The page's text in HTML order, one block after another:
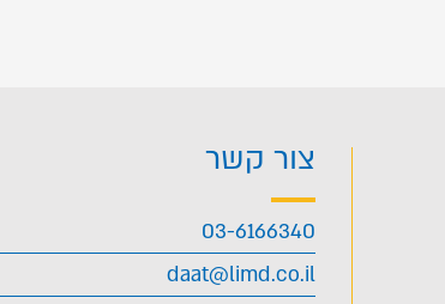
צור קשר
03-6166340
daat@limd.co.il